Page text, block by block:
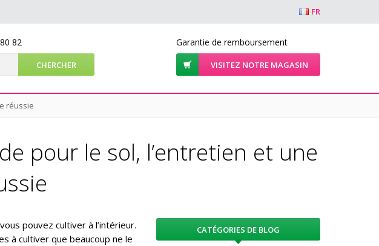
FR
82 Garantie de remboursement
VISITEZ NOTRE MAGASIN
réussie
pour le sol, l’entretien et une
pouvez cultiver à l’intérieur.
à cultiver que beaucoup ne le
CATÉGORIES DE BLOG